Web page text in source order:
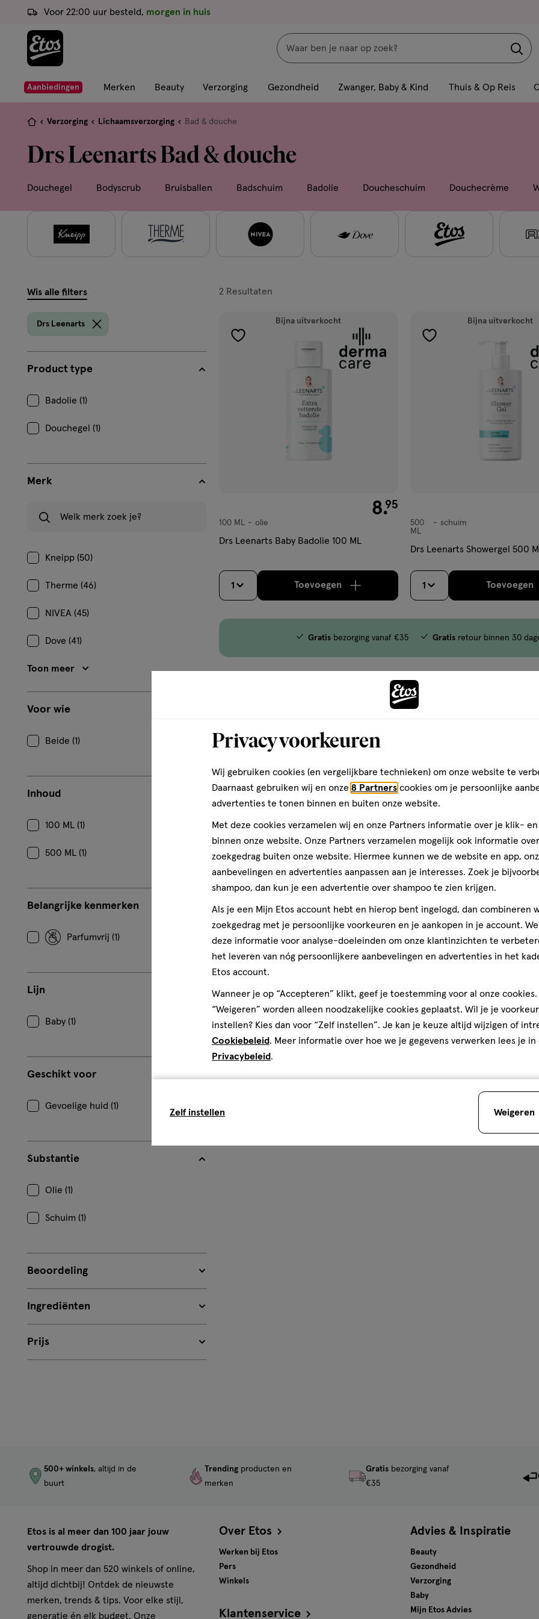
ga
de
hoofd
ga
naar
de
ga
naar
Voor 22:00 uur besteld, morgen in huis
Zoeken
met
dit
een
volledig
geavanceerde
Aanbiedingen Merken Beauty Verzorging Gezondheid Zwanger, Baby & Kind Thuis & Op Reis
Je
hier:
Verzorging Lichaamsverzorging Bad & douche
Drs Leenarts Bad & douche
Douchegel Bodyscrub Bruisballen Badschuim Badolie Doucheschuim Douchecrème
filters
Wis alle filters
Drs Leenarts
Product type
Badolie (1)
Douchegel (1)
Merk
Kneipp (50)
Therme (46)
NIVEA (45)
Dove (41)
Toon meer
Voor wie
Beide (1)
Inhoud
100 ML (1)
500 ML (1)
Belangrijke kenmerken
Parfumvrij (1)
Lijn
Baby (1)
Geschikt voor
Gevoelige huid (1)
Substantie
Olie (1)
Schuim (1)
Beoordeling
Ingrediënten
Prijs
2 Resultaten
producten
Bijna uitverkocht
toevoegen
€ 8.95
8.95
olie
100 ML olie
Drs Leenarts Baby Badolie 100 ML
1 Toevoegenverhoog aantal met één, Bijna uitverkocht!Er
Bijna uitverkocht
toevoegen
schuim
500
ML
schuim
Drs Leenarts Showergel 500
1 Toevoegen
Gratis bezorging vanaf €35 Gratis retour binnen 30
500+ winkels, altijd in de
buurt
Trending producten en
merken
Gratisbezorging vanaf
€35
Etos is al meer dan 100 jaar jouw
vertrouwde drogist.
Shop in meer dan 520 winkels of online,
altijd dichtbij! Ontdek de nieuwste
merken, trends & tips. Voor elke stijl,
generatie én elk budget. Onze
Over Etos
Werken bij Etos
Pers
Winkels
Klantenservice
Advies & Inspiratie
Beauty
Gezondheid
Verzorging
Baby
Mijn Etos Advies
Privacy voorkeuren
Wij gebruiken cookies (en vergelijkbare technieken) om onze website te
Daarnaast gebruiken wij en onze 8 Partners cookies om je persoonlijke
advertenties te tonen binnen en buiten onze website.
Met deze cookies verzamelen wij en onze Partners informatie over je klik-
binnen onze website. Onze Partners verzamelen mogelijk ook informatie
zoekgedrag buiten onze website. Hiermee kunnen we de website en app,
aanbevelingen en advertenties aanpassen aan je interesses. Zoek je
shampoo, dan kun je een advertentie over shampoo te zien krijgen.
Als je een Mijn Etos account hebt en hierop bent ingelogd, dan combineren
zoekgedrag met je persoonlijke voorkeuren en je aankopen in je account.
deze informatie voor analyse-doeleinden om onze klantinzichten te
het leveren van nóg persoonlijkere aanbevelingen en advertenties in het
Etos account.
Wanneer je op “Accepteren” klikt, geef je toestemming voor al onze cookies.
“Weigeren” worden alleen noodzakelijke cookies geplaatst. Wil je je
instellen? Kies dan voor “Zelf instellen”. Je kan je keuze altijd wijzigen of
Cookiebeleid. Meer informatie over hoe we je gegevens verwerken lees je in
Privacybeleid.
Zelf instellen Weigeren